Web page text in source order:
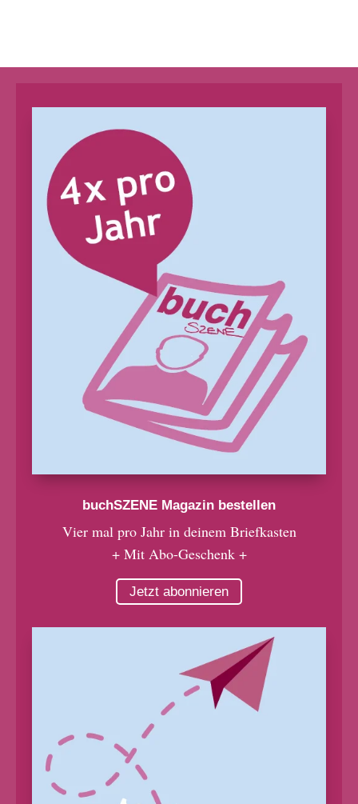
buchSZENE Magazin bestellen
Vier mal pro Jahr in deinem Briefkasten
+ Mit Abo-Geschenk +
Jetzt abonnieren